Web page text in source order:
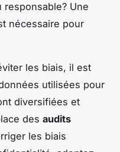
Une
nécessaire pour
les biais, il est
utilisées pour
diversifiées et
des audits
les biais